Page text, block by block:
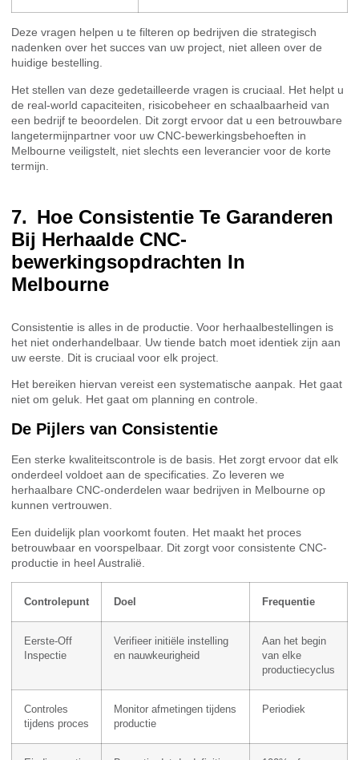
Deze vragen helpen u te filteren op bedrijven die strategisch
nadenken over het succes van uw project, niet alleen over de
huidige bestelling.
Het stellen van deze gedetailleerde vragen is cruciaal. Het helpt u
de real-world capaciteiten, risicobeheer en schaalbaarheid van
een bedrijf te beoordelen. Dit zorgt ervoor dat u een betrouwbare
langetermijnpartner voor uw CNC-bewerkingsbehoeften in
Melbourne veiligstelt, niet slechts een leverancier voor de korte
termijn.
Hoe Consistentie Te Garanderen
Bij Herhaalde CNC-
bewerkingsopdrachten In
Melbourne
Consistentie is alles in de productie. Voor herhaalbestellingen is
het niet onderhandelbaar. Uw tiende batch moet identiek zijn aan
uw eerste. Dit is cruciaal voor elk project.
Het bereiken hiervan vereist een systematische aanpak. Het gaat
niet om geluk. Het gaat om planning en controle.
De Pijlers van Consistentie
Een sterke kwaliteitscontrole is de basis. Het zorgt ervoor dat elk
onderdeel voldoet aan de specificaties. Zo leveren we
herhaalbare CNC-onderdelen waar bedrijven in Melbourne op
kunnen vertrouwen.
Een duidelijk plan voorkomt fouten. Het maakt het proces
betrouwbaar en voorspelbaar. Dit zorgt voor consistente CNC-
productie in heel Australië.
Controlepunt Doel Frequentie
Eerste-Off
Inspectie
Verifieer initiële instelling
en nauwkeurigheid
Aan het begin
van elke
productiecyclus
Controles
tijdens proces
Monitor afmetingen tijdens
productie
Periodiek